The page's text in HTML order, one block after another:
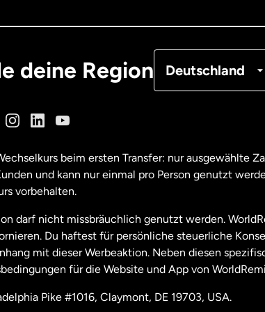
deine Region Deutschland
Malaysia
Neuseeland
Niederlande
beim ersten Transfer: nur ausgewählte
und kann nur einmal pro Person genutzt
vorbehalten.
darf nicht missbräuchlich genutzt werden.
Du haftest für persönliche steuerliche
mit dieser Werbeaktion. Neben diesen
für die Website und App von
Pike #1016, Claymont, DE 19703, USA.